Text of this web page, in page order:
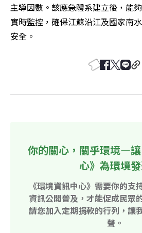
主導因數。該應急體系建立後，能
實時監控，確保江蘇沿江及國家南
安全。
你的關心，關乎環境—
心》為環境
《環境資訊中心》需要你的支
資訊公開普及，才能促成民眾
請您加入定期捐款的行列，讓
聲。